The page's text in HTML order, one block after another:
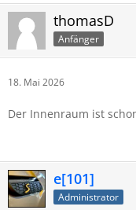
thomasD
Anfänger
18. Mai 2026
Der Innenraum ist
e[101]
Administrator